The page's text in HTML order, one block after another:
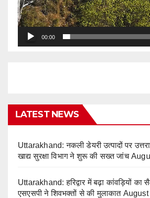
00:00
LATEST NEWS
Uttarakhand: नकली डेयरी उत्पादों पर
खाद्य सुरक्षा विभाग ने शुरू की सख्त जांच
Uttarakhand: हरिद्वार में बढ़ा कांवड़ियों का
एसएसपी ने शिवभक्तों से की मुलाकात